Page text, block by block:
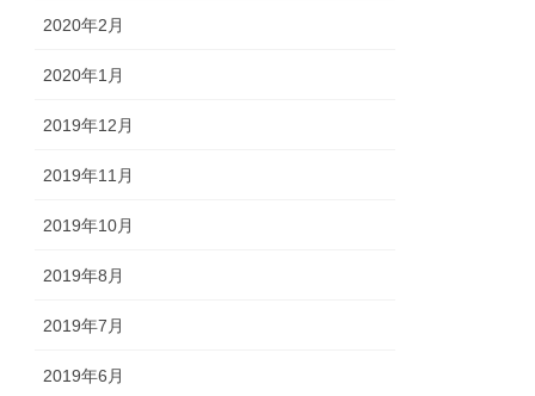
2020年2月
2020年1月
2019年12月
2019年11月
2019年10月
2019年8月
2019年7月
2019年6月